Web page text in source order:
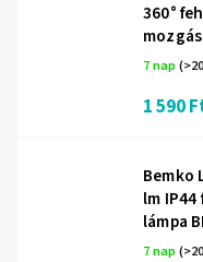
360°
7 nap
1 590
Bemko
lm
lámpa
7 nap